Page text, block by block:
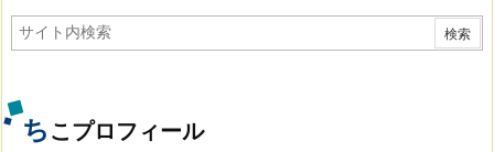
ち こプロフィール